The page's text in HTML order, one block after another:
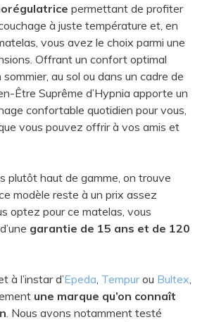
permettant de profiter
à juste température et, en
vous avez le choix parmi une
Offrant un confort optimal
sommier, au sol ou dans un cadre de
Être Suprême d’Hypnia apporte un
confortable quotidien pour vous,
vous pouvez offrir à vos amis et
plutôt haut de gamme, on trouve
modèle reste à un prix assez
optez pour ce matelas, vous
garantie de 15 ans et de 120
à l’instar d’Epeda, Tempurou Bultex,
une marque qu’on connaît
​. Nous avons notamment ​testé